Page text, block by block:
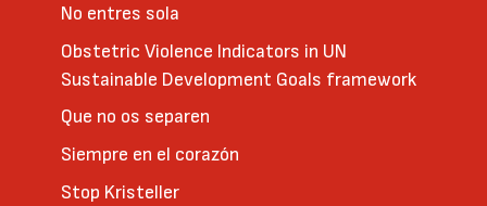
No entres sola
Obstetric Violence Indicators in UN
Sustainable Development Goals framework
Que no os separen
Siempre en el corazón
Stop Kristeller